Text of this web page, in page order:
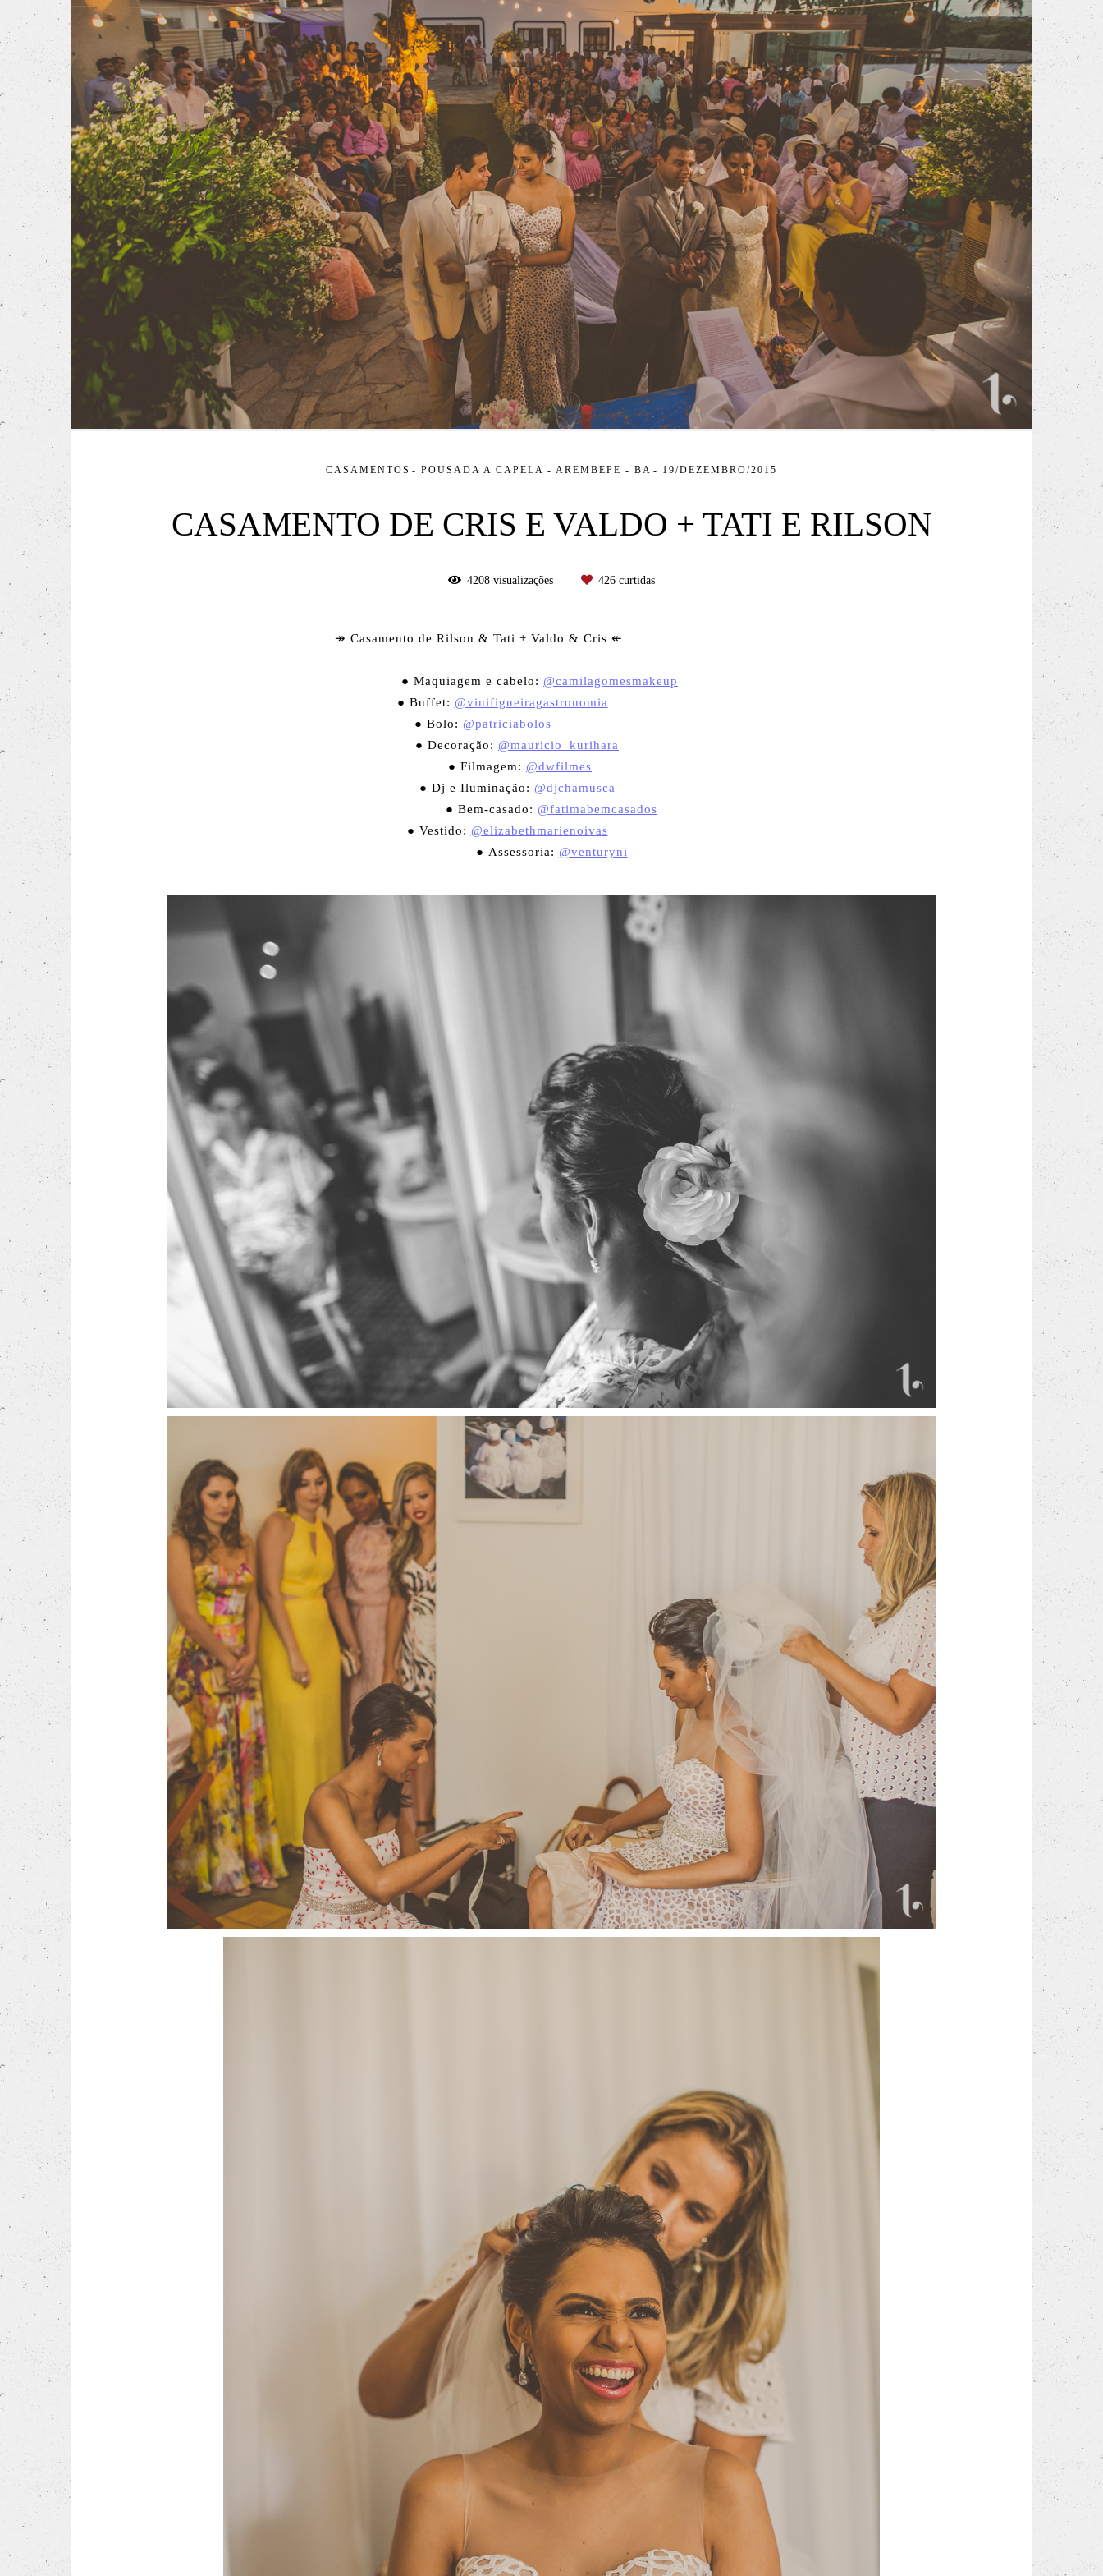
CASAMENTOS POUSADA A CAPELA - AREMBEPE - BA 19/DEZEMBRO/2015
CASAMENTO DE CRIS E VALDO + TATI E RILSON
4208 visualizações 426 curtidas
↠ Casamento de Rilson & Tati + Valdo & Cris ↞ ⠀
● Maquiagem e cabelo: @camilagomesmakeup
● Buffet: @vinifigueiragastronomia
● Bolo: @patriciabolos
● Decoração: @mauricio_kurihara
● Filmagem: @dwfilmes
● Dj e Iluminação: @djchamusca
● Bem-casado: @fatimabemcasados
● Vestido: @elizabethmarienoivas
● Assessoria: @venturyni